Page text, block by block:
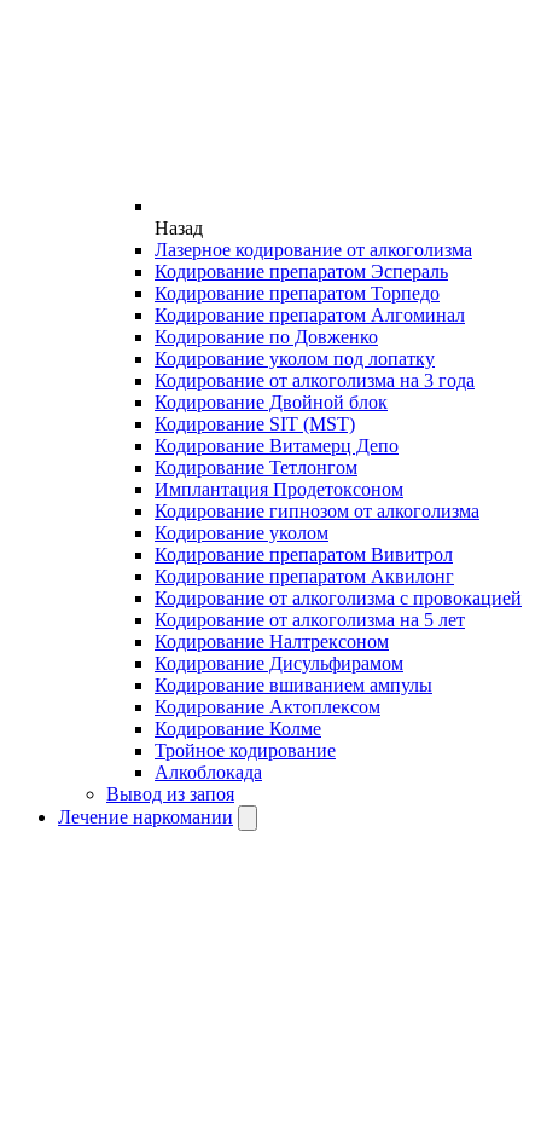
Назад
Лазерное кодирование от алкоголизма
Кодирование препаратом Эспераль
Кодирование препаратом Торпедо
Кодирование препаратом Алгоминал
Кодирование по Довженко
Кодирование уколом под лопатку
Кодирование от алкоголизма на 3 года
Кодирование Двойной блок
Кодирование SIT (MST)
Кодирование Витамерц Депо
Кодирование Тетлонгом
Имплантация Продетоксоном
Кодирование гипнозом от алкоголизма
Кодирование уколом
Кодирование препаратом Вивитрол
Кодирование препаратом Аквилонг
Кодирование от алкоголизма с провокацией
Кодирование от алкоголизма на 5 лет
Кодирование Налтрексоном
Кодирование Дисульфирамом
Кодирование вшиванием ампулы
Кодирование Актоплексом
Кодирование Колме
Тройное кодирование
Алкоблокада
Вывод из запоя
Лечение наркомании